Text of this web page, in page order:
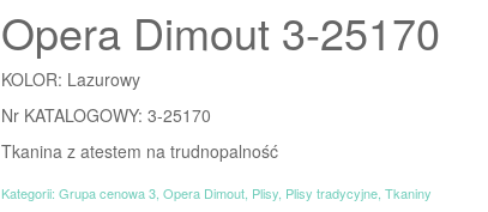
Opera Dimout 3-25170
KOLOR: Lazurowy
Nr KATALOGOWY: 3-25170
Tkanina z atestem na trudnopalność
Kategorii:Grupa cenowa 3 ,Opera Dimout Plisy Plisy tradycyjne ,Tkaniny